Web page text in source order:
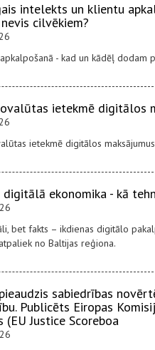
intelekts un klientu
cilvēkiem?
- kad un kādēļ dodam
ietekmē digitālos
ietekmē digitālos
ekonomika - kā
bet fakts – ikdienas digitālo
no Baltijas reģiona.
sabiedrības
Publicēts Eiropas
(EU Justice Scoreboa